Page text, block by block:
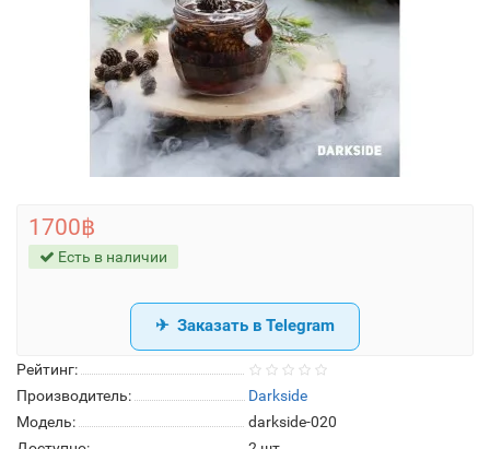
Рейтинг:
Производитель:
Darkside
Модель:
darkside-020
1700฿
Есть в наличии
Заказать в Telegram